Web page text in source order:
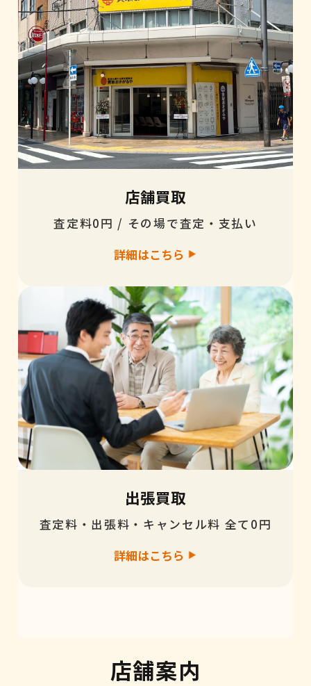
店舗買取
査定料0円 / その場で査定・支払い
詳細はこちら
出張買取
査定料・出張料・キャンセル料 全て0円
詳細はこちら
店舗案内